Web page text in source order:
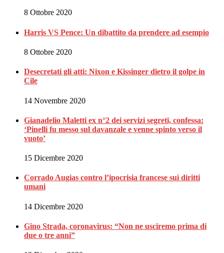
8 Ottobre 2020
Harris VS Pence: Un dibattito da prendere ad esempio
8 Ottobre 2020
Desecretati gli atti: Nixon e Kissinger dietro il golpe in
Cile
14 Novembre 2020
Gianadelio Maletti ex n°2 dei servizi segreti, confessa:
‘Pinelli fu messo sul davanzale e venne spinto verso il
vuoto’
15 Dicembre 2020
Corrado Augias contro l’ipocrisia francese sui diritti
umani
14 Dicembre 2020
Gino Strada, coronavirus: “Non ne usciremo prima di
due o tre anni”